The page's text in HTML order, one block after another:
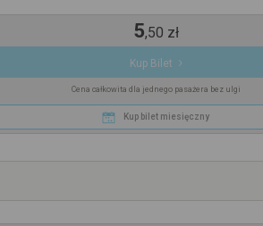
5,50 zł
Kup Bilet
Cena całkowita dla jednego pasażera bez ulgi
Kup bilet miesięczny